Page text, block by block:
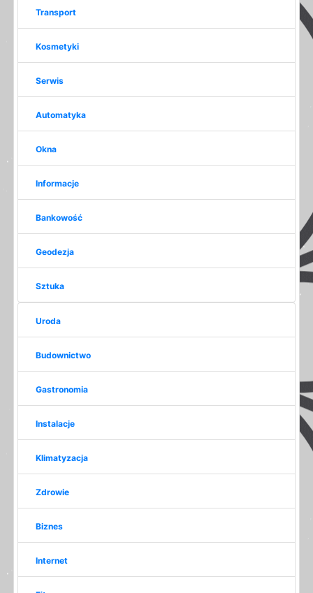
Transport
Kosmetyki
Serwis
Automatyka
Okna
Informacje
Bankowość
Geodezja
Sztuka
Uroda
Budownictwo
Gastronomia
Instalacje
Klimatyzacja
Zdrowie
Biznes
Internet